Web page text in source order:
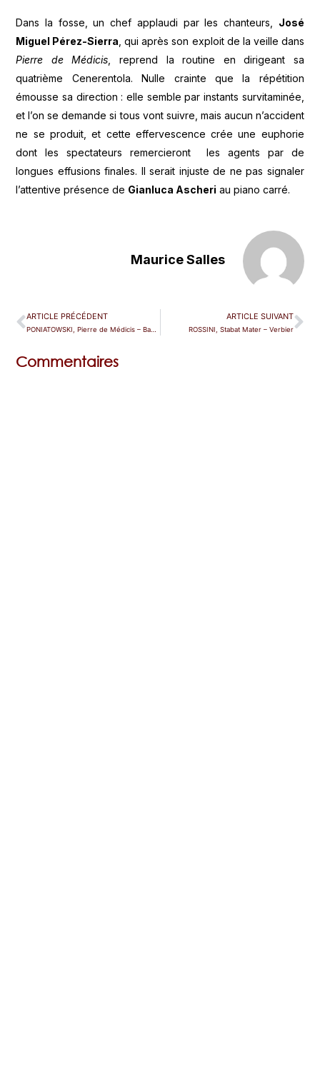
Dans la fosse, un chef applaudi par les chanteurs, José
Miguel Pérez-Sierra , qui après son exploit de la veille dans
Pierre de Médicis , reprend la routine en dirigeant sa
quatrième Cenerentola. Nulle crainte que la répétition
émousse sa direction : elle semble par instants survitaminée,
et l’on se demande si tous vont suivre, mais aucun n’accident
ne se produit, et cette effervescence crée une euphorie
dont les spectateurs remercieront les agents par de
longues effusions finales. Il serait injuste de ne pas signaler
l’attentive présence de Gianluca Ascheri au piano carré.
Maurice Salles
ARTICLE PRÉCÉDENT
PONIATOWSKI, Pierre de Médicis – Bad Wildbad
ARTICLE SUIVANT
ROSSINI, Stabat Mater – Verbier
Commentaires